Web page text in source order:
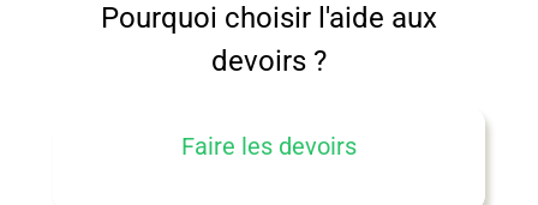
Pourquoi choisir l'aide aux
devoirs ?
Faire les devoirs